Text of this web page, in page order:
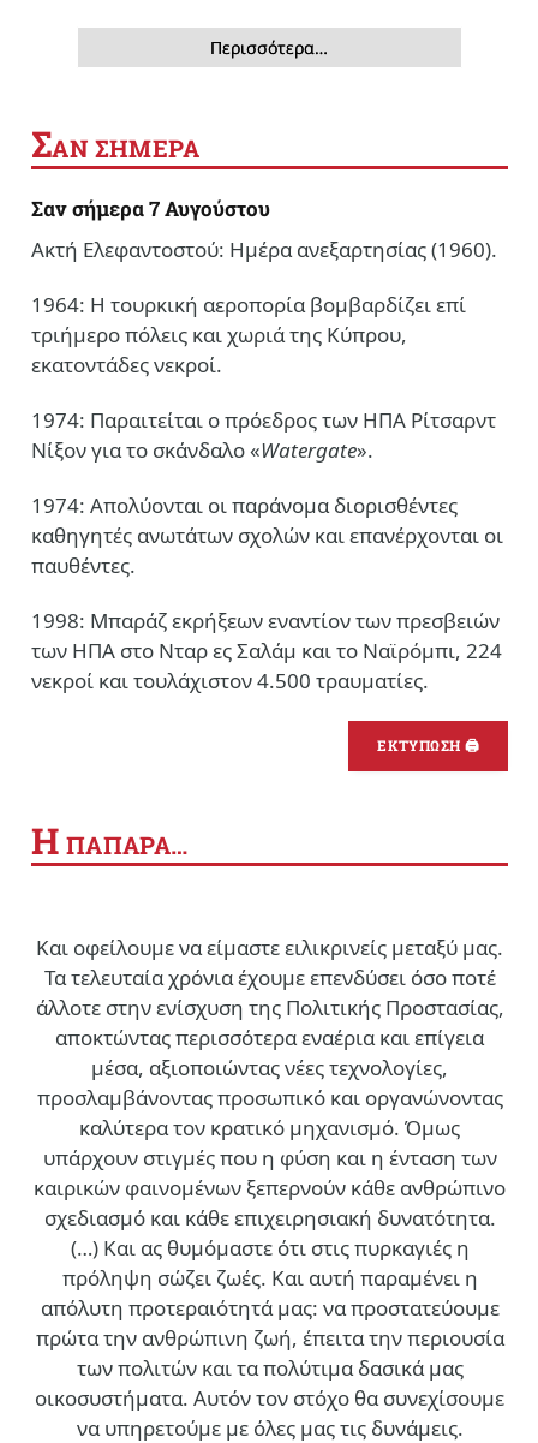
Περισσότερα…
ΣΑΝ ΣΗΜΕΡΑ
Σαν σήμερα 7 Αυγούστου
Ακτή Ελεφαντοστού: Ημέρα ανεξαρτησίας (1960).
1964: Η τουρκική αεροπορία βομβαρδίζει επί
τριήμερο πόλεις και χωριά της Κύπρου,
εκατοντάδες νεκροί.
1974: Παραιτείται ο πρόεδρος των ΗΠΑ Ρίτσαρντ
Νίξον για το σκάνδαλο «Watergate».
1974: Απολύονται οι παράνομα διορισθέντες
καθηγητές ανωτάτων σχολών και επανέρχονται οι
παυθέντες.
1998: Μπαράζ εκρήξεων εναντίον των πρεσβειών
των ΗΠΑ στο Νταρ ες Σαλάμ και το Ναϊρόμπι, 224
νεκροί και τουλάχιστον 4.500 τραυματίες.
ΕΚΤΥΠΩΣΗ 🖨
Η ΠΑΠΑΡΑ…
Και οφείλουμε να είμαστε ειλικρινείς μεταξύ μας.
Τα τελευταία χρόνια έχουμε επενδύσει όσο ποτέ
άλλοτε στην ενίσχυση της Πολιτικής Προστασίας,
αποκτώντας περισσότερα εναέρια και επίγεια
μέσα, αξιοποιώντας νέες τεχνολογίες,
προσλαμβάνοντας προσωπικό και οργανώνοντας
καλύτερα τον κρατικό μηχανισμό. Όμως
υπάρχουν στιγμές που η φύση και η ένταση των
καιρικών φαινομένων ξεπερνούν κάθε ανθρώπινο
σχεδιασμό και κάθε επιχειρησιακή δυνατότητα.
(…) Και ας θυμόμαστε ότι στις πυρκαγιές η
πρόληψη σώζει ζωές. Και αυτή παραμένει η
απόλυτη προτεραιότητά μας: να προστατεύουμε
πρώτα την ανθρώπινη ζωή, έπειτα την περιουσία
των πολιτών και τα πολύτιμα δασικά μας
οικοσυστήματα. Αυτόν τον στόχο θα συνεχίσουμε
να υπηρετούμε με όλες μας τις δυνάμεις.